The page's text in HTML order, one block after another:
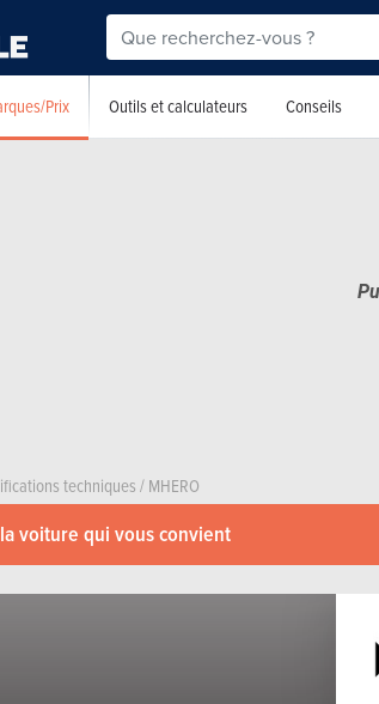
Prix Outils et calculateurs Conseils
techniques/MHERO
voiture qui vous convient